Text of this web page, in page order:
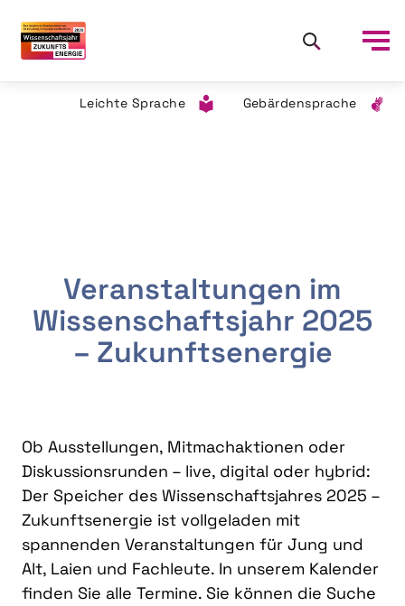
Leichte Sprache Gebärdensprache
Veranstaltungen im
Wissenschaftsjahr 2025
– Zukunftsenergie
Ob Ausstellungen, Mitmachaktionen oder
Diskussionsrunden – live, digital oder hybrid:
Der Speicher des Wissenschaftsjahres 2025 –
Zukunftsenergie ist vollgeladen mit
spannenden Veranstaltungen für Jung und
Alt, Laien und Fachleute. In unserem Kalender
finden Sie alle Termine. Sie können die Suche